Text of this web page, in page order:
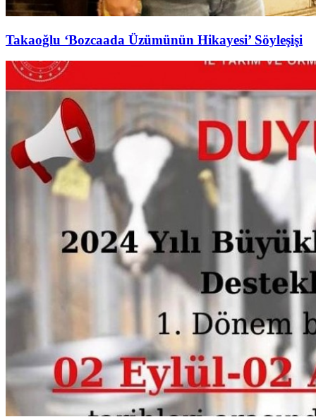
Takaoğlu ‘Bozcaada Üzümünün Hikayesi’ Söyleşişi